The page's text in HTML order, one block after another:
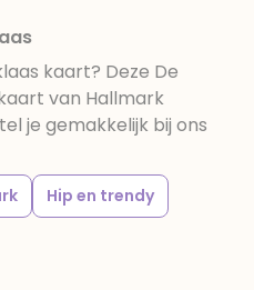
kaart? Deze De
van Hallmark
je gemakkelijk bij ons
Hip en trendy